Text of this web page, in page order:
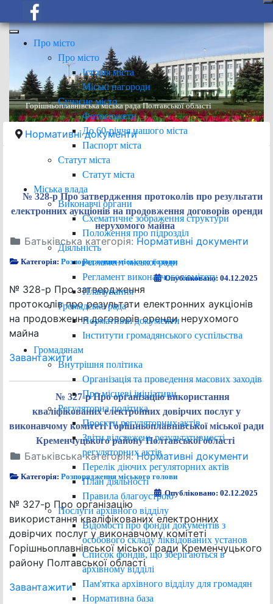
Про місто
Про місто
Історія міста
Міські нагороди
Сучасне місто
Фотосюжети
До 60-річчя нашого міста
Паспорт міста
Статут міста
Статут міста
Міська влада
Виконавчі органи
Схематичне зображення структури
Положення про підрозділ
Діяльність
Регламент міської ради
Регламент виконавчого комітету
Планування
Громадська рада
Нормативні документи
Інститути громадянського суспільства
Громадянам
Внутрішня політика
Організація та проведення масових заходів
Про місцеві ініціативи
Регуляторна політика
Проєкти регуляторних актів
Звіти відстежень результативності
регуляторних актів
Перелік діючих регуляторних актів
План діяльності
Правила благоустрою
Послуги архівного відділу
Відомості про фонди документів з
особового складу ліквідованих установ
Список фондів, що зберігаються в
архівному відділі
Пам'ятка архівного відділу для громадян
Нормативна база
Горішньоплавнівська міська рада Полтавської області
Нормативні документи
№ 328-р Про затвердження протоколів про результати
електронних аукціонів на продовження договорів оренди
нерухомого майна
Батьківська категорія: Нормативні документи
Категорія:Розпорядження міського голови
Опубліковано: 04.12.2025
№ 328-р Про затвердження
протоколів про результати електронних аукціонів
на продовження договорів оренди нерухомого
майна
Завантажити
№ 327-р Про організацію використання
кваліфікованих електронних довірчих послуг у
виконавчому комітеті Горішньоплавнівської міської ради
Кременчуцького району Полтавської області
Батьківська категорія:Нормативні документи
Категорія:Розпорядження міського голови
Опубліковано: 02.12.2025
№ 327-р Про організацію
використання кваліфікованих електронних
довірчих послуг у виконавчому комітеті
Горішньоплавнівської міської ради Кременчуцького
району Полтавської області
Завантажити